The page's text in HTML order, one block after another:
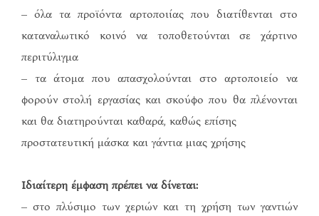
– όλα τα προϊόντα αρτοποιίας που διατίθενται στο
καταναλωτικό κοινό να τοποθετούνται σε χάρτινο
περιτύλιγμα
– τα άτομα που απασχολούνται στο αρτοποιείο να
φορούν στολή εργασίας και σκούφο που θα πλένονται
και θα διατηρούνται καθαρά, καθώς επίσης
προστατευτική μάσκα και γάντια μιας χρήσης
Ιδιαίτερη έμφαση πρέπει να δίνεται:
– στο πλύσιμο των χεριών και τη χρήση των γαντιών